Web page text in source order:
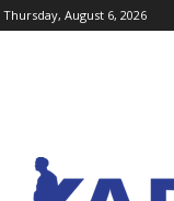
Thursday, August 6, 2026